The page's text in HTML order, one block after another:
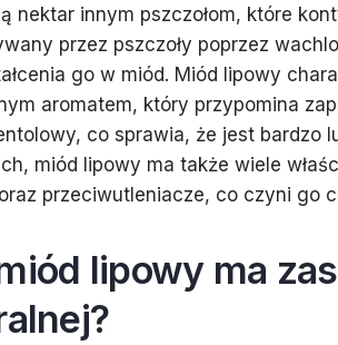
nektar innym pszczołom, które
przez pszczoły poprzez
go w miód. Miód lipowy
aromatem, który przypomina
co sprawia, że jest bardzo
miód lipowy ma także wiele
przeciwutleniacze, co czyni go
lipowy ma